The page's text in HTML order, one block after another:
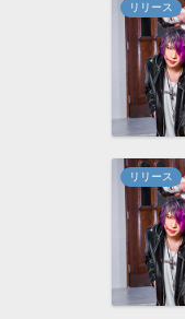
リリース
リリース